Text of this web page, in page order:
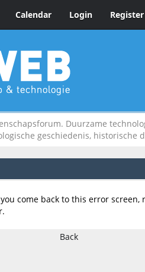
Calendar Login Register
Duurzame
geschiedenis, historische
come back to this error
Back